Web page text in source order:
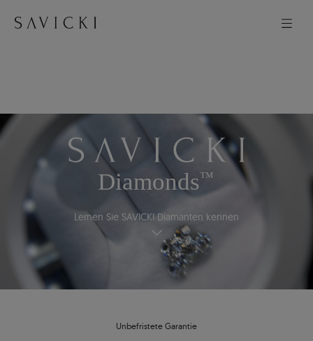
Lernen Sie SAVICKI Diamanten kennen
Unbefristete Garantie